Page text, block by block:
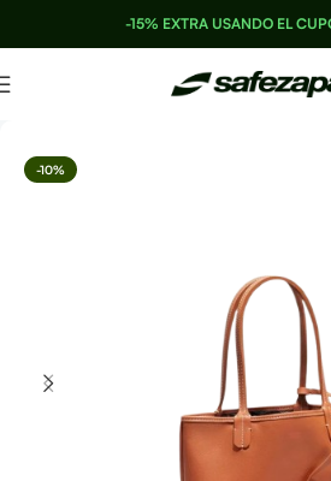
-15% EXTRA USANDO EL
-10%